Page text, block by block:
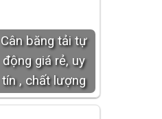
Cân băng tải tự
động giá rẻ, uy
tín , chất lượng